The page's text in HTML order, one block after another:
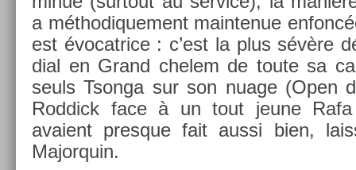
a méthodique­ment main­tenue
est évocat­rice : c’est la plus sévère
di­al en Grand chelem de toute sa
seuls Tson­ga sur son nuage (Open
Rod­dick face à un tout jeune
avaient pre­sque fait aussi bien,
Major­quin.